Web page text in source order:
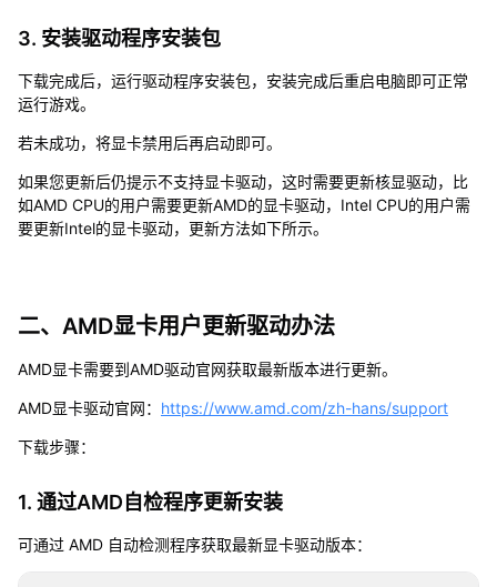
3. 安装驱动程序安装包
下载完成后，运行驱动程序安装包，安装完成后重启电脑即可正常
运行游戏。
若未成功，将显卡禁用后再启动即可。
如果您更新后仍提示不支持显卡驱动，这时需要更新核显驱动，比
如AMD CPU的用户需要更新AMD的显卡驱动，Intel CPU的用户需
要更新Intel的显卡驱动，更新方法如下所示。
二、AMD显卡用户更新驱动办法
AMD显卡需要到AMD驱动官网获取最新版本进行更新。
AMD显卡驱动官网： https://www.amd.com/zh-hans/support
下载步骤：
1. 通过AMD自检程序更新安装
可通过 AMD 自动检测程序获取最新显卡驱动版本：